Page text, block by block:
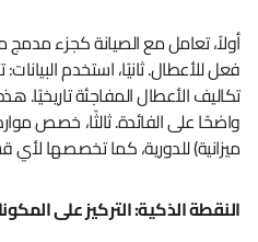
أولاً، تعامل مع الصيانة كجزء
فعل للأعطال. ثانيًا، استخدم
تكاليف الأعطال المفاجئة تاريخيًا.
واضحًا على الفائدة. ثالثًا، خصص
ميزانية) للدورية، كما تخصصها لأي
النقطة الذكية: التركيز على